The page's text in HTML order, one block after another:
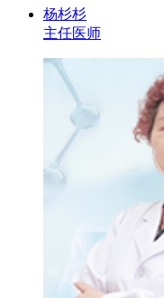
杨杉杉
主任医师